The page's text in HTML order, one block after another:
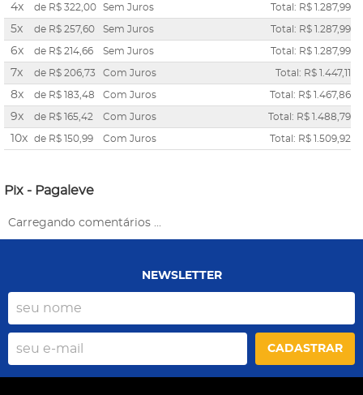
4x de R$ 322,00 Sem Juros Total: R$ 1.287,99
5x de R$ 257,60 Sem Juros Total: R$ 1.287,99
6x de R$ 214,66 Sem Juros Total: R$ 1.287,99
7x de R$ 206,73 Com Juros Total: R$ 1.447,11
8x de R$ 183,48 Com Juros Total: R$ 1.467,86
9x de R$ 165,42 Com Juros Total: R$ 1.488,79
10x de R$ 150,99 Com Juros Total: R$ 1.509,92
Pix - Pagaleve
Carregando comentários ...
NEWSLETTER
CADASTRAR